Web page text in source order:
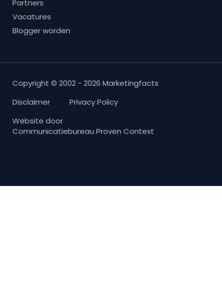
Partners
Vacatures
Blogger worden
Copyright © 2002 - 2026 Marketingfacts
Disclaimer
Privacy Policy
Website door
Communicatiebureau Proven Context